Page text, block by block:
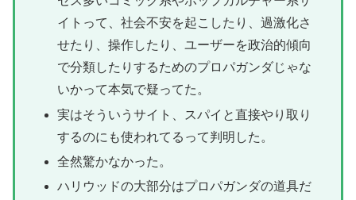
イトって、社会不安を起こしたり、過激化さ
せたり、操作したり、ユーザーを政治的傾向
で分類したりするためのプロパガンダじゃな
いかって本気で疑ってた。
実はそういうサイト、スパイと直接やり取り
するのにも使われてるって判明した。
全然驚かなかった。
ハリウッドの大部分はプロパガンダの道具だ